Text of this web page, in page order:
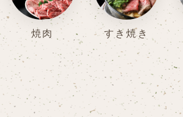
焼肉 すき焼き